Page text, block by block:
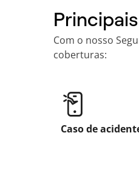
Com o nosso
coberturas:
Caso de